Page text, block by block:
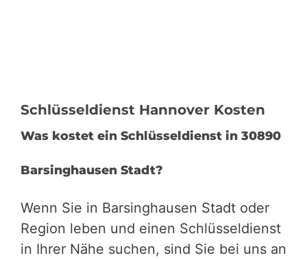
Schlüsseldienst Hannover Kosten
Was kostet ein Schlüsseldienst in 30890